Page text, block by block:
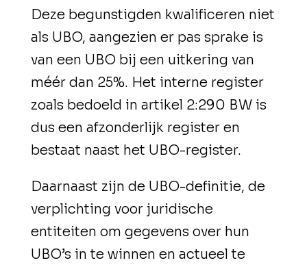
Deze begunstigden kwalificeren niet
als UBO, aangezien er pas sprake is
van een UBO bij een uitkering van
méér dan 25%. Het interne register
zoals bedoeld in artikel 2:290 BW is
dus een afzonderlijk register en
bestaat naast het UBO-register.
Daarnaast zijn de UBO-definitie, de
verplichting voor juridische
entiteiten om gegevens over hun
UBO’s in te winnen en actueel te